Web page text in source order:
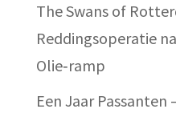
The Swans of
Reddingsoperatie
Olie‑ramp
Een Jaar Passanten